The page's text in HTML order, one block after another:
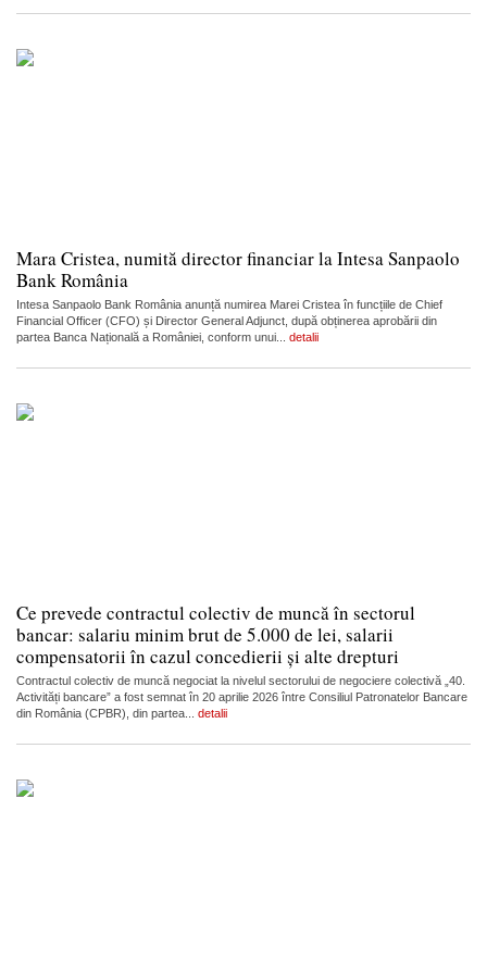
Mara Cristea, numită director financiar la Intesa Sanpaolo
Bank România
Intesa Sanpaolo Bank România anunță numirea Marei Cristea în funcțiile de Chief
Financial Officer (CFO) și Director General Adjunct, după obținerea aprobării din
partea Banca Națională a României, conform unui... detalii
Ce prevede contractul colectiv de muncă în sectorul
bancar: salariu minim brut de 5.000 de lei, salarii
compensatorii în cazul concedierii și alte drepturi
Contractul colectiv de muncă negociat la nivelul sectorului de negociere colectivă „40.
Activități bancare” a fost semnat în 20 aprilie 2026 între Consiliul Patronatelor Bancare
din România (CPBR), din partea... detalii